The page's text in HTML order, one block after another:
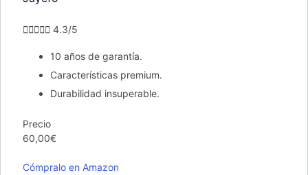
 4.3/5
10 años de garantía.
Características premium.
Durabilidad insuperable.
Precio
60,00€
Cómpralo en Amazon